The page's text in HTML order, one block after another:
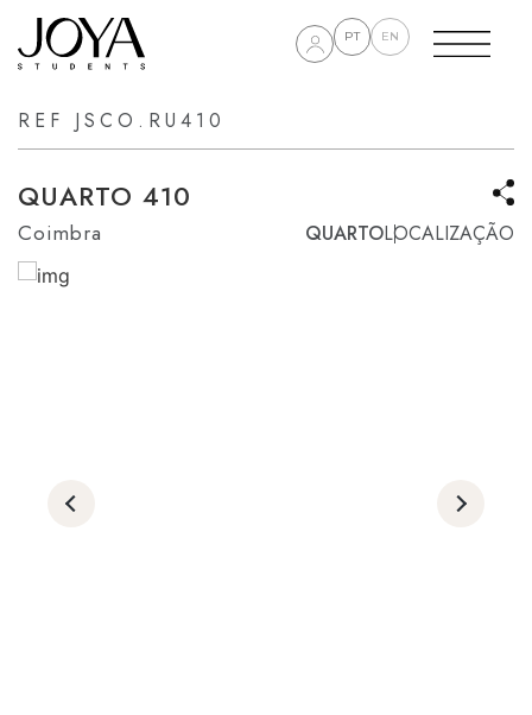
EN
PT
REF JSCO.RU410
QUARTO 410
Coimbra QUARTOLOCALIZAÇÃO